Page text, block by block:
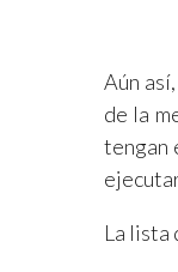
Aún
de la
tengan
La lista